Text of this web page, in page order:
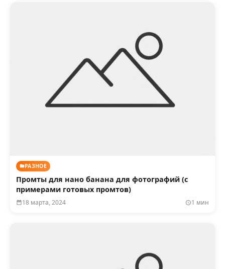
РАЗНОЕ
Промты для нано банана для фотографий (с
примерами готовых промтов)
18 марта, 2024 1 мин